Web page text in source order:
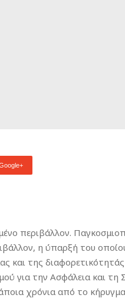
περιβάλλον.
η ύπαρξή του
και της
για την Ασφάλεια και τη
χρόνια από το